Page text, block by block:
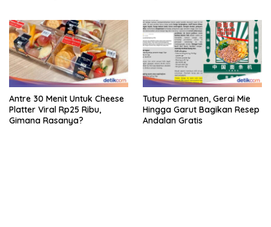
Antre 30 Menit Untuk Cheese
Platter Viral Rp25 Ribu,
Gimana Rasanya?
Tutup Permanen, Gerai Mie
Hingga Garut Bagikan Resep
Andalan Gratis